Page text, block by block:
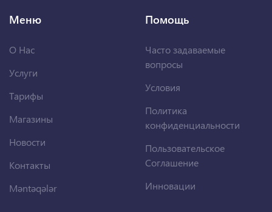
Меню
О Нас
Услуги
Тарифы
Магазины
Новости
Контакты
Məntəqələr
Помощь
Часто задаваемые
вопросы
Условия
Политика
конфиденциальности
Пользовательское
Соглашение
Инновации